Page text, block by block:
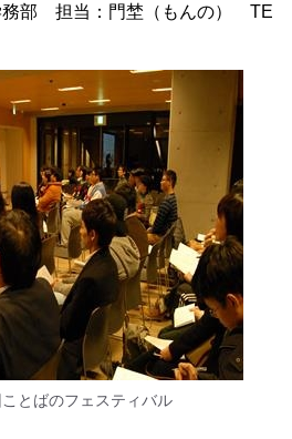
務部 担当：門埜（もんの） TE
とばのフェスティバル